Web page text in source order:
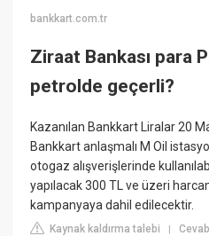
bankkart.com.tr
Ziraat Bankası para
petrolde geçerli?
Kazanılan Bankkart Liralar 20
Bankkart anlaşmalı M Oil
otogaz alışverişlerinde
yapılacak 300 TL ve üzeri
kampanyaya dahil edilecektir.
Kaynak kaldırma talebi |